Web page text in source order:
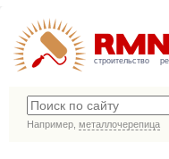
строительство
Например, металлочерепица